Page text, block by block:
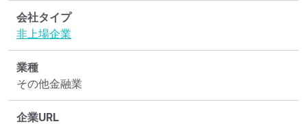
会社タイプ
非上場企業
業種
その他金融業
企業URL